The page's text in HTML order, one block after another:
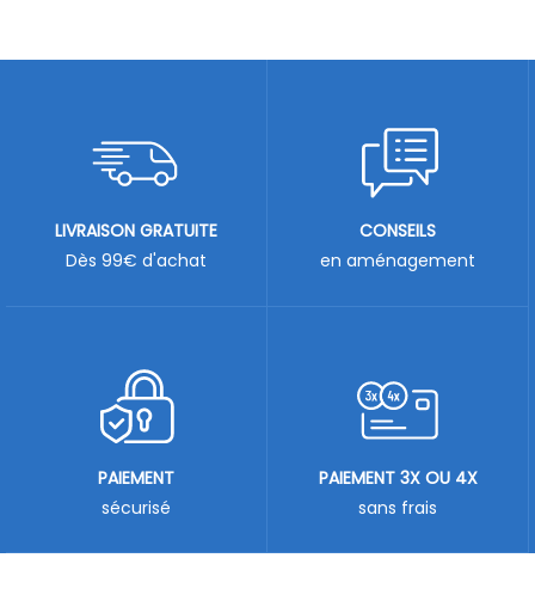
LIVRAISON GRATUITE
Dès 99€ d'achat
CONSEILS
en aménagement
PAIEMENT
sécurisé
PAIEMENT 3X OU 4X
sans frais